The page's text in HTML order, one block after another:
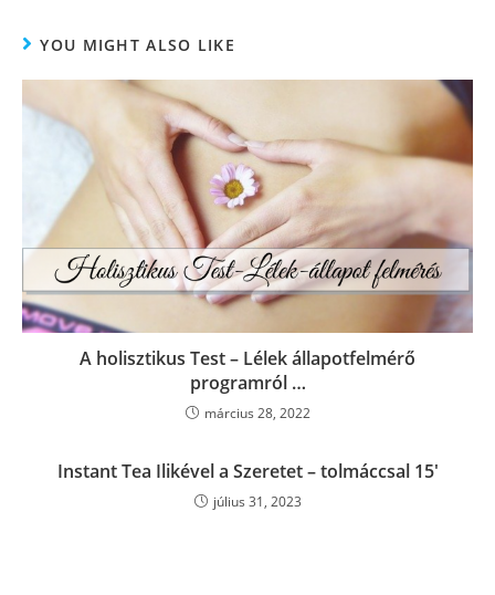
YOU MIGHT ALSO LIKE
A holisztikus Test – Lélek állapotfelmérő
programról …
március 28, 2022
Instant Tea Ilikével a Szeretet – tolmáccsal 15′
július 31, 2023